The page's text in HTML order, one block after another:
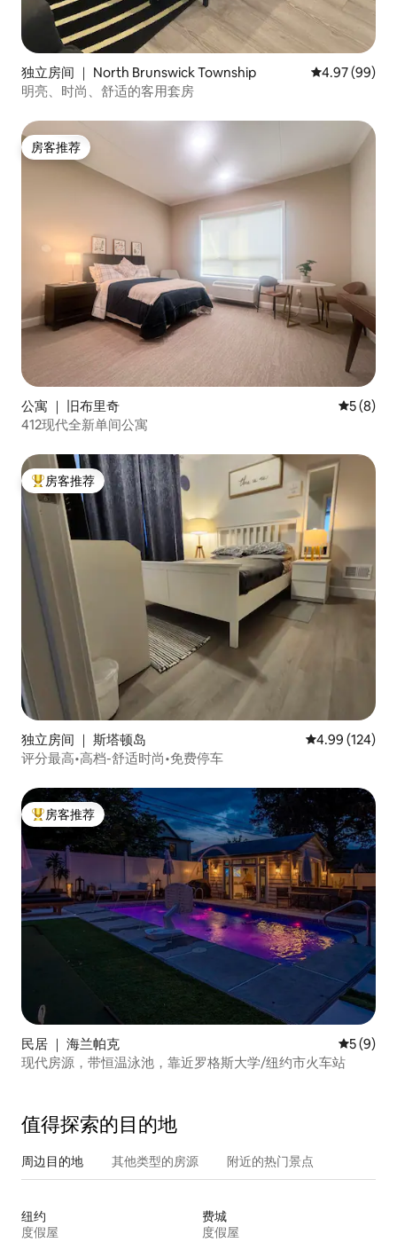
独立房间 ｜ North Brunswick Township 平均评分 4.97
4.97 (99)
明亮、时尚、舒适的客用套房
房客推荐
房客推荐
公寓 ｜ 旧布里奇 平均评分
5 (8)
412现代全新单间公寓
热门「房客推荐」
房客推荐
独立房间 ｜ 斯塔顿岛 平均评分 4.99
4.99 (124)
评分最高•高档-舒适时尚•免费停车
热门「房客推荐」
房客推荐
民居 ｜ 海兰帕克 平均评分
5 (9)
现代房源，带恒温泳池，靠近罗格斯大学/纽约市火车站
值得探索的目的地
周边目的地 其他类型的房源 附近的热门景点
纽约
度假屋
费城
度假屋